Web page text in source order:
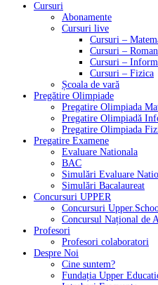
Cursuri
Abonamente
Cursuri live
Cursuri –
Cursuri –
Cursuri –
Cursuri – Fizica
Școala de vară
Pregătire Olimpiade
Pregatire Olimpiada
Pregatire Olimpiadă
Pregatire Olimpiada
Pregatire Examene
Evaluare Nationala
BAC
Simulări Evaluare
Simulări Bacalaureat
Concursuri UPPER
Concursuri
Concursul Național de
Profesori
Profesori colaboratori
Despre Noi
Cine suntem?
Fundația Upper